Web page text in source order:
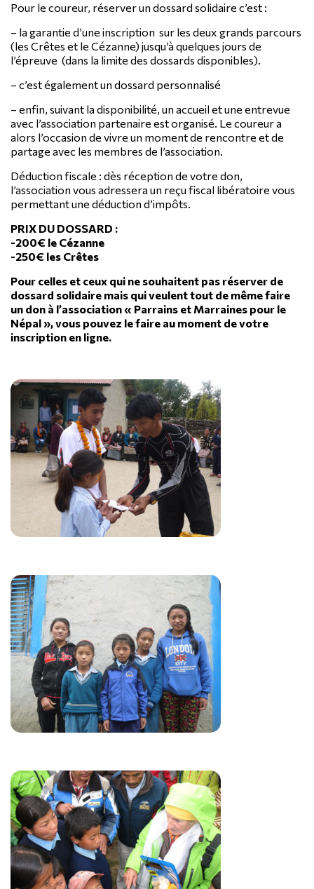
Pour le coureur, réserver un dossard solidaire c’est :
– la garantie d’une inscription sur les deux grands parcours
(les Crêtes et le Cézanne) jusqu’à quelques jours de
l’épreuve (dans la limite des dossards disponibles).
– c’est également un dossard personnalisé
– enfin, suivant la disponibilité, un accueil et une entrevue
avec l’association partenaire est organisé. Le coureur a
alors l’occasion de vivre un moment de rencontre et de
partage avec les membres de l’association.
Déduction fiscale : dès réception de votre don,
l’association vous adressera un reçu fiscal libératoire vous
permettant une déduction d’impôts.
PRIX DU DOSSARD :
-200€ le Cézanne
-250€ les Crêtes
Pour celles et ceux qui ne souhaitent pas réserver de
dossard solidaire mais qui veulent tout de même faire
un don à l’association « Parrains et Marraines pour le
Népal », vous pouvez le faire au moment de votre
inscription en ligne.